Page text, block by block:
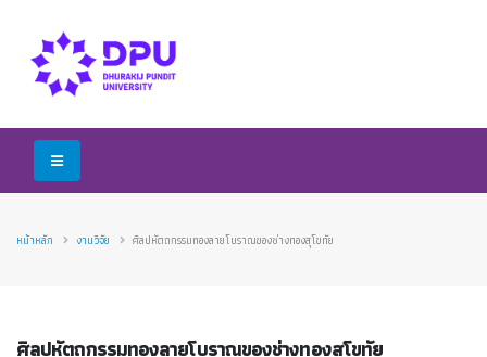
หน้าหลัก งานวิจัย ศิลปหัตถกรรมทองลายโบราณของช่างทองสุโขทัย
ศิลปหัตถกรรมทองลายโบราณของช่างทองสุโขทัย